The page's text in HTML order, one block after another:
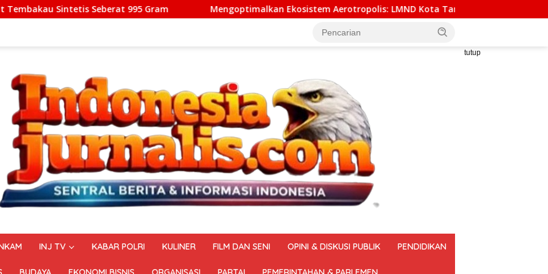
Gram Mengoptimalkan Ekosistem Aerotropolis: LMND Kota Tangerang Mendorong Pemindahan Yuridiksi
tutup
INJ TV KABAR POLRI KULINER FILM DAN SENI OPINI & DISKUSI PUBLIK PENDIDIKAN